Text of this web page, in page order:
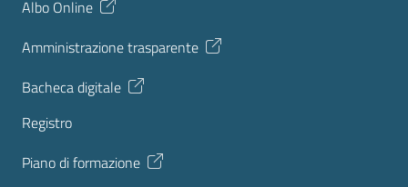
Albo Online
Amministrazione trasparente
Bacheca digitale
Registro
Piano di formazione